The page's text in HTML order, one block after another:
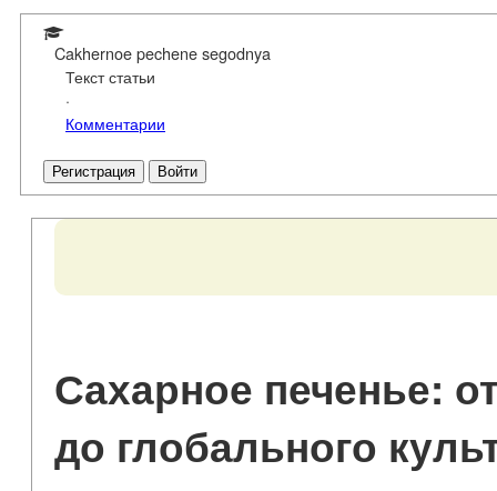
Cakhernoe pechene segodnya
Текст статьи
·
Комментарии
Регистрация Войти
Сахарное печенье:
до глобального